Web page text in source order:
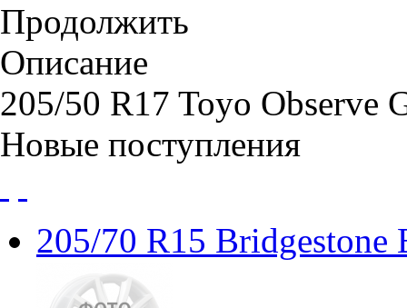
Продолжить
Описание
205/50 R17 Toyo Observe
Новые поступления
205/70 R15